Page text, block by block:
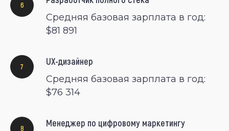
Средняя базовая зарплата в год:
$81 891
UX-дизайнер
Средняя базовая зарплата в год:
$76 314
Менеджер по цифровому маркетингу